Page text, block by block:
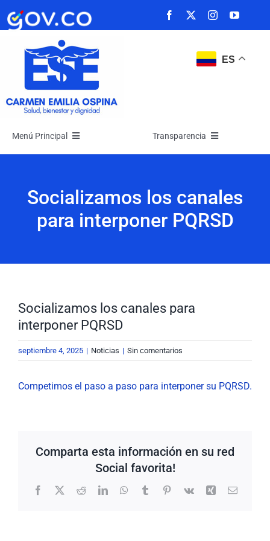
Saltar
ES
Menú Principal
La Empresa
Rendición de Cuentas
Buscar:
Transparencia
Atención y Servicios a la Ciudadanía
Ayudas para Navegar
Socializamos los canales
para interponer PQRSD
Socializamos los canales para
interponer PQRSD
septiembre 4, 2025 | Noticias | Sin comentarios
Competimos el paso a paso para interponer su PQRSD.
Comparta esta información en su red
Social favorita!
Facebook
X RedditLinkedInWhatsApp
TumblrPinterest
Vk Xing Correo